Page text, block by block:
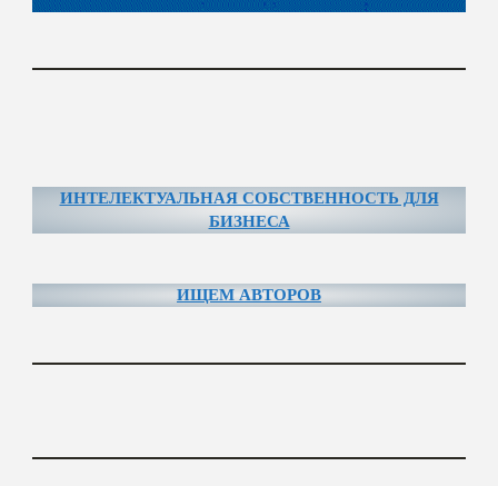
ИНТЕЛЕКТУАЛЬНАЯ СОБСТВЕННОСТЬ ДЛЯ
БИЗНЕСА
ИЩЕМ АВТОРОВ